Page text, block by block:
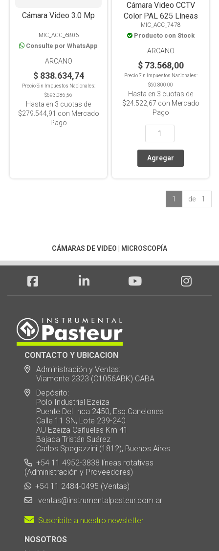
Cámara Video 3.0 Mp
MIC_ACC_6806
Consulte por WhatsApp
ARCANO
$ 838.634,74
Precio Sin Impuestos Nacionales:
$693.086,56
Hasta en 3 cuotas de
$279.544,91 con Mercado
Pago
Cámara Video CCTV
Color PAL 625 Líneas
MIC_ACC_7478
Producto con Stock
ARCANO
$ 73.568,00
Precio Sin Impuestos Nacionales:
$60.800,00
Hasta en 3 cuotas de
$24.522,67 con Mercado
Pago
1 de 1
CÁMARAS DE VIDEO MICROSCOPÍA
CONTACTO Y UBICACION
Administración y Ventas:
Viamonte 2323 (C1056ABK) CABA
Depósito:
Polo Industrial Ezeiza
Puente Del Inca 2450, Esq.Canelones
Calle 11 SN, Lote 239-240
AU Ezeiza Cañuelas Km 41
Bajada Tristán Suárez
Carlos Spegazzini (1812), Buenos Aires
+54 11 4952-3838 líneas rotativas
(Administración y Proveedores)
+54 11 2484-0495 (Ventas)
ventas@instrumentalpasteur.com.ar
Suscribite a nuestro newsletter
NOSOTROS